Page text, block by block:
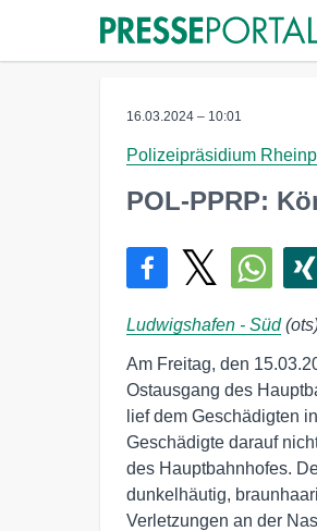
16.03.2024 – 10:01
Polizeipräsidium
POL-PPRP:
Ludwigshafen - Süd
Am Freitag, den
Ostausgang des
lief dem Geschädigten
Geschädigte darauf
des Hauptbahnhofes.
dunkelhäutig,
Verletzungen an der